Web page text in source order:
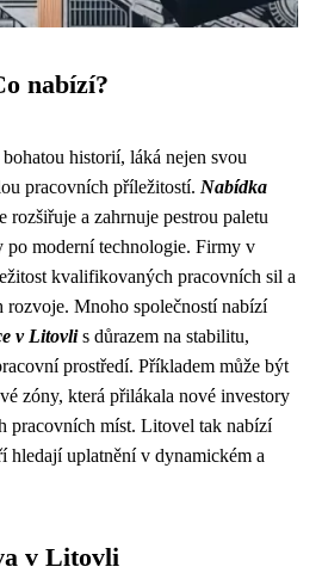
nabízí?
historií, láká nejen svou
pracovních příležitostí. Nabídka
rozšiřuje a zahrnuje pestrou paletu
moderní technologie. Firmy v
kvalifikovaných pracovních sil a
Mnoho společností nabízí
v Litovlis důrazem na stabilitu,
prostředí. Příkladem může být
zóny, která přilákala nové investory
pracovních míst. Litovel tak nabízí
hledají uplatnění v dynamickém a
v Litovli